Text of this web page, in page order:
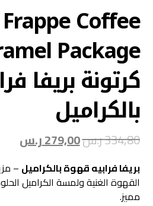
Coffee
كرتونة بريفا
بالكراميل
334,80ر.س279,00ر.س
بريفا فرابيه قهوة بالكراميل –
القهوة الغنية ولمسة الكراميل
مميز.